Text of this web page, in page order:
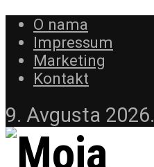
O nama
Impressum
Marketing
Kontakt
9. Avgusta 2026.